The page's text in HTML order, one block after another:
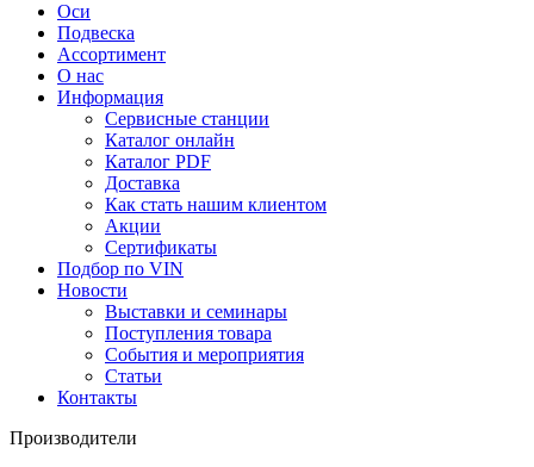
Оси
Подвеска
Ассортимент
О нас
Информация
Сервисные станции
Каталог онлайн
Каталог PDF
Доставка
Как стать нашим клиентом
Акции
Сертификаты
Подбор по VIN
Новости
Выставки и семинары
Поступления товара
События и мероприятия
Статьи
Контакты
Производители